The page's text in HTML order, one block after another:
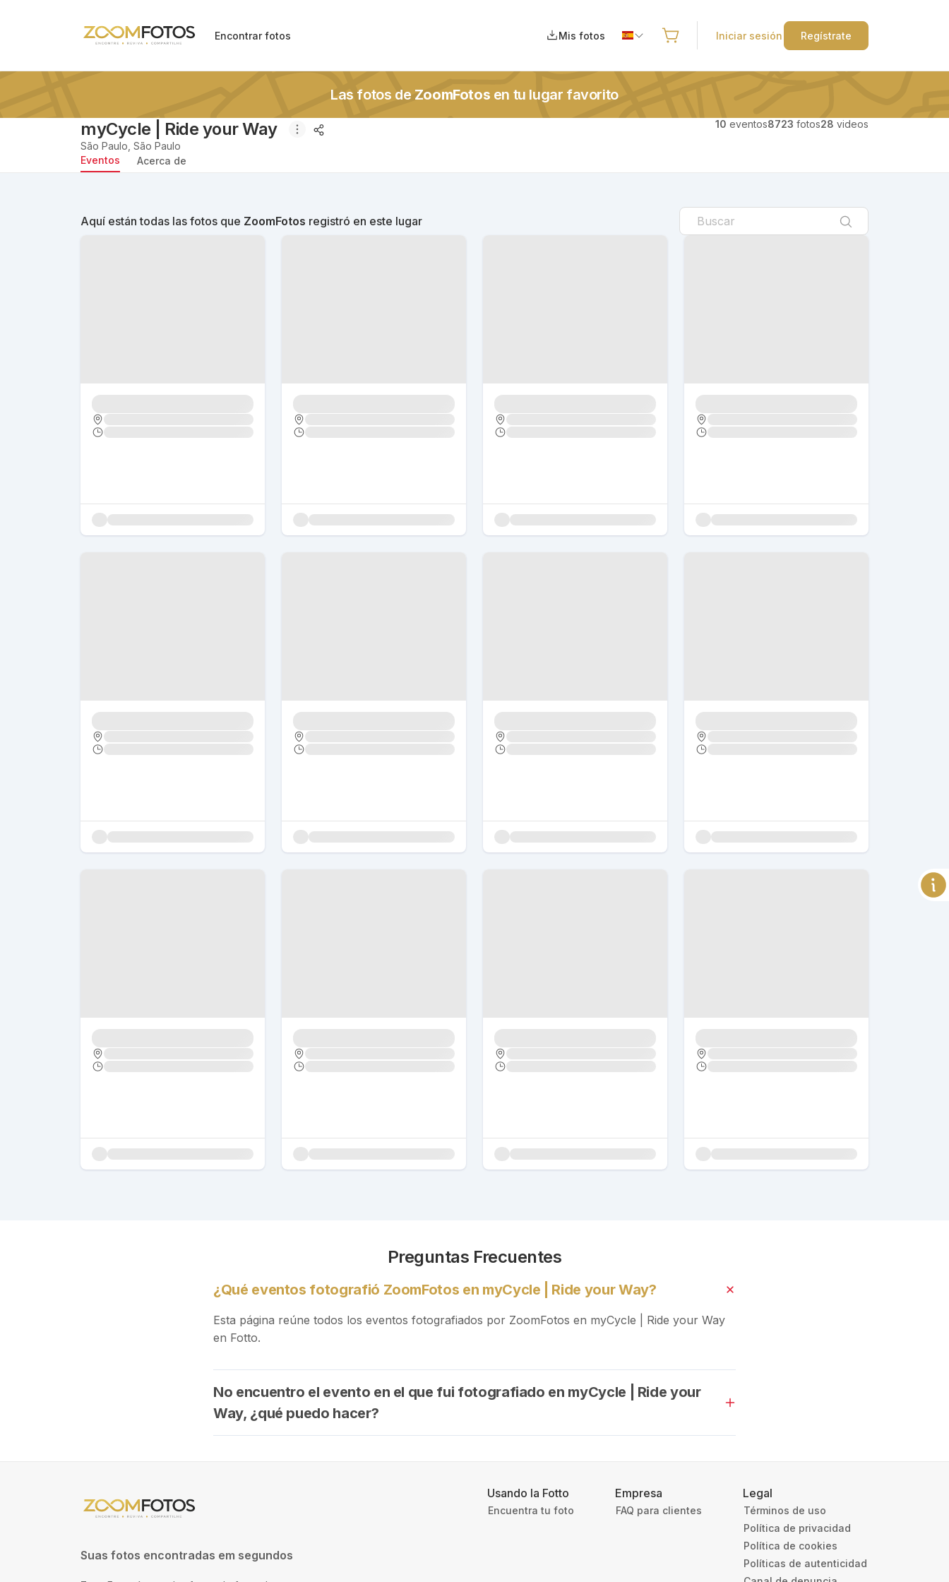
Encontrar fotos Mis fotos Iniciar sesión Regístrate
Las fotos de ZoomFotos en tu lugar favorito
myCycle | Ride your Way
São Paulo São Paulo
10 eventos8723 fotos28 videos
Eventos Acerca de
Aquí están todas las fotos que ZoomFotos registró en este lugar
Preguntas Frecuentes
¿Qué eventos fotografió ZoomFotos en myCycle | Ride your Way?
Esta página reúne todos los eventos fotografiados por ZoomFotos en myCycle | Ride your Way
en Fotto.
No encuentro el evento en el que fui fotografiado en myCycle | Ride your
Way, ¿qué puedo hacer?
Suas fotos encontradas em segundos
Usando la Fotto
Encuentra tu foto
Empresa
FAQ para clientes
Legal
Términos de uso
Política de privacidad
Política de cookies
Políticas de autenticidad